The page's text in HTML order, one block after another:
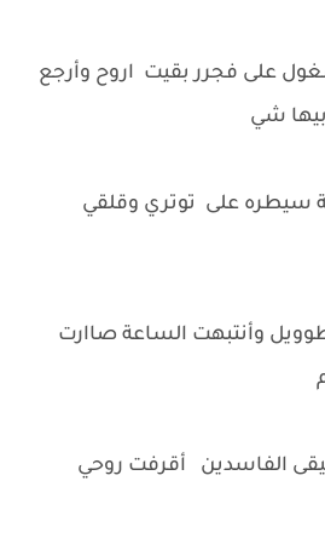
على فجرر بقيت اروح وأرجع
شي
سيطره على توتري وقلقي
وأنتبهت الساعة صاارت
الفاسدين أقرفت روحي